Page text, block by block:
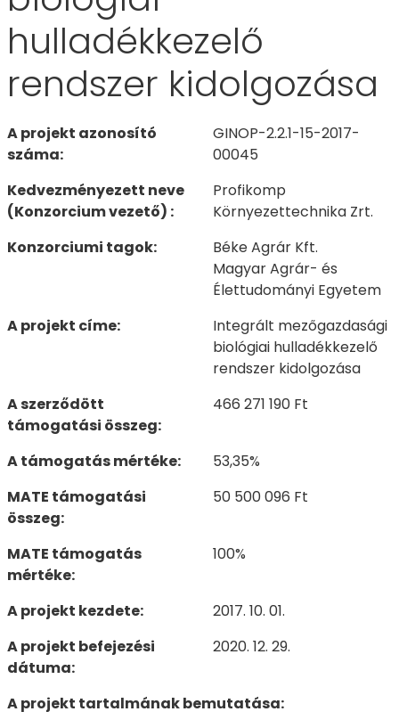
hulladékkezelő
rendszer kidolgozása
A projekt azonosító
száma:
GINOP-2.2.1-15-2017-
00045
Kedvezményezett neve
(Konzorcium vezető) :
Profikomp
Környezettechnika Zrt.
Konzorciumi tagok:
Béke Agrár Kft.
Magyar Agrár- és
Élettudományi Egyetem
A projekt címe:
Integrált mezőgazdasági
biológiai hulladékkezelő
rendszer kidolgozása
A szerződött
támogatási összeg:
466 271 190 Ft
A támogatás mértéke:
53,35%
MATE támogatási
összeg:
50 500 096 Ft
MATE támogatás
mértéke:
100%
A projekt kezdete:
2017. 10. 01.
A projekt befejezési
dátuma:
2020. 12. 29.
A projekt tartalmának bemutatása: